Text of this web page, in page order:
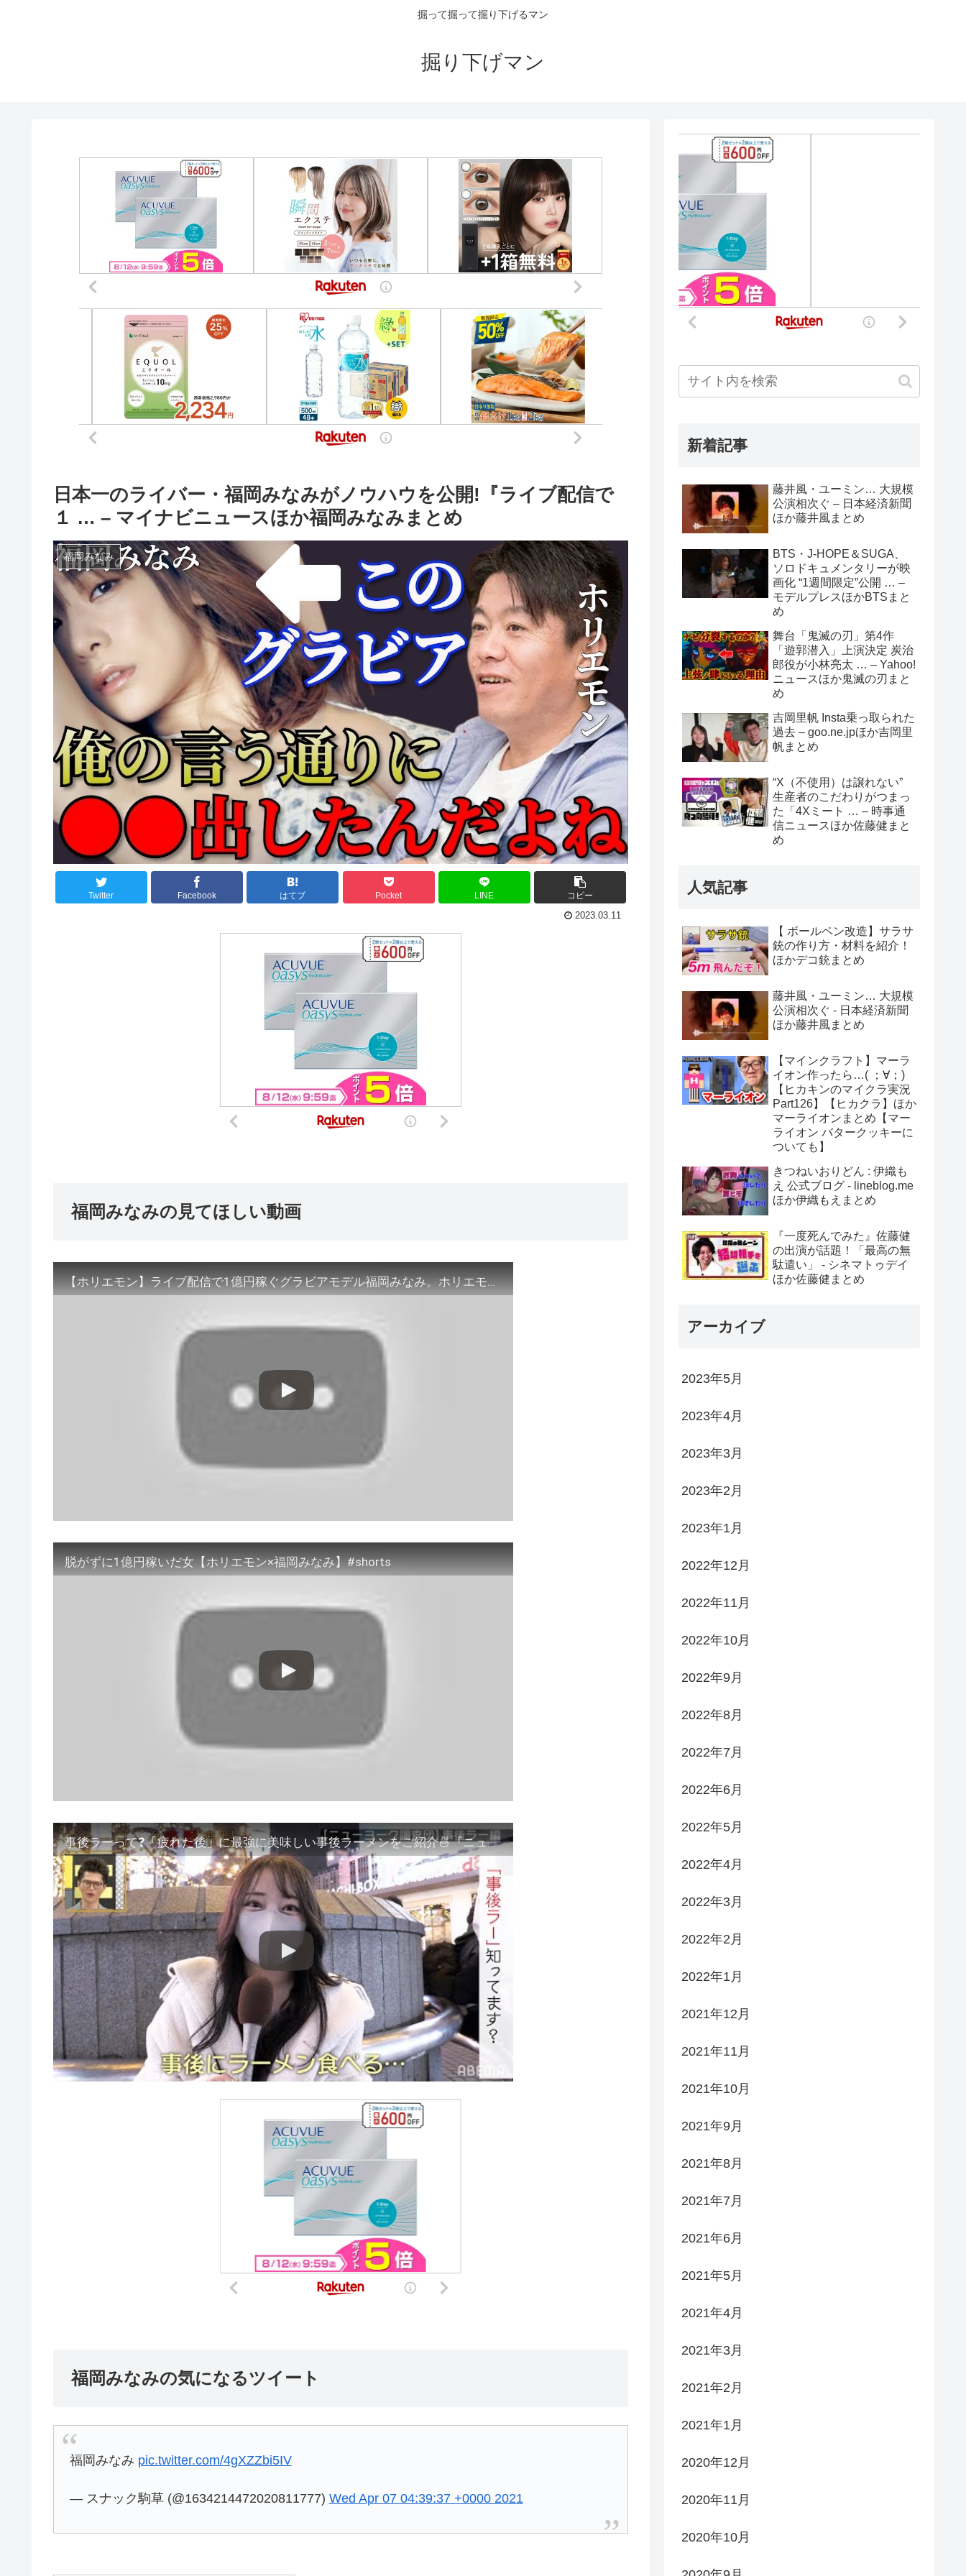
掘って掘って掘り下げるマン
掘り下げマン
日本一のライバー・福岡みなみがノウハウを公開!『ライブ配信で
１ … – マイナビニュースほか福岡みなみまとめ
福岡みなみ
Twitter Facebook はてブ Pocket LINE コピー
2023.03.11
福岡みなみの見てほしい動画
【ホリエモン】ライブ配信で1億円稼ぐグラビアモデル福岡みなみ。ホリエモンの言う通りに●●出したから芸能界でなりあがった!成功する方法教えます【堀江貴文/マインド/思考/切り抜き/グラドル/ライバー】
脱がずに1億円稼いだ女【ホリエモン×福岡みなみ】#shorts
事後ラーって❓「疲れた後」に最強に美味しい事後ラーメンをご紹介🍜『ニューヨーク恋愛市場# 20』ABEMAで配信中！
福岡みなみの気になるツイート
福岡みなみ pic.twitter.com/4gXZZbi5IV
— スナック駒草 (@1634214472020811777) Wed Apr 07 04:39:37 +0000 2021
新着記事
藤井風・ユーミン… 大規模
公演相次ぐ – 日本経済新聞
ほか藤井風まとめ
BTS・J-HOPE＆SUGA、
ソロドキュメンタリーが映
画化 “1週間限定”公開 … –
モデルプレスほかBTSまと
め
舞台「鬼滅の刃」第4作
「遊郭潜入」上演決定 炭治
郎役が小林亮太 … – Yahoo!
ニュースほか鬼滅の刃まと
め
吉岡里帆 Insta乗っ取られた
過去 – goo.ne.jpほか吉岡里
帆まとめ
“X（不使用）は譲れない”
生産者のこだわりがつまっ
た「4Xミート … – 時事通
信ニュースほか佐藤健まと
め
人気記事
【 ボールペン改造】サラサ
銃の作り方・材料を紹介！
ほかデコ銃まとめ
藤井風・ユーミン… 大規模
公演相次ぐ - 日本経済新聞
ほか藤井風まとめ
【マインクラフト】マーラ
イオン作ったら…( ；∀；)
【ヒカキンのマイクラ実況
Part126】【ヒカクラ】ほか
マーライオンまとめ【マー
ライオン バタークッキーに
ついても】
きつねいおりどん : 伊織も
え 公式ブログ - lineblog.me
ほか伊織もえまとめ
『一度死んでみた』佐藤健
の出演が話題！「最高の無
駄遣い」 - シネマトゥデイ
ほか佐藤健まとめ
アーカイブ
2023年5月
2023年4月
2023年3月
2023年2月
2023年1月
2022年12月
2022年11月
2022年10月
2022年9月
2022年8月
2022年7月
2022年6月
2022年5月
2022年4月
2022年3月
2022年2月
2022年1月
2021年12月
2021年11月
2021年10月
2021年9月
2021年8月
2021年7月
2021年6月
2021年5月
2021年4月
2021年3月
2021年2月
2021年1月
2020年12月
2020年11月
2020年10月